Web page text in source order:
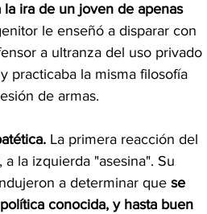
ira de un joven de apenas
le enseñó a disparar con
a ultranza del uso privado
practicaba la misma filosofía
de armas.
La primera reacción del
la izquierda "asesina". Su
a determinar que se
conocida, y hasta buen